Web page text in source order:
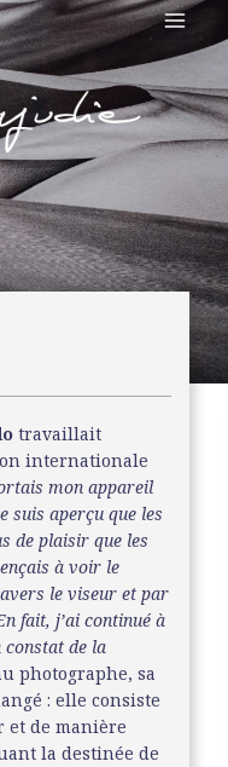
travaillait
internationale
mon appareil
suis aperçu que les
de plaisir que les
à voir le
le viseur et par
fait, j’ai continué à
constat de la
photographe, sa
: elle consiste
de manière
la destinée de